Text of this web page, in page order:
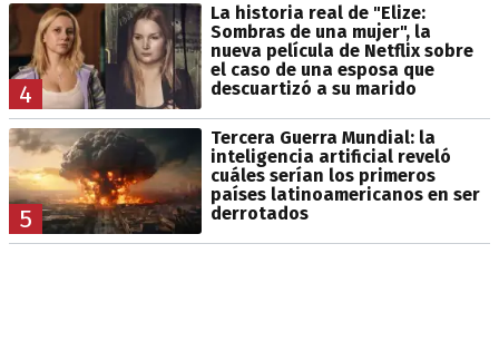
4
La historia real de "Elize:
Sombras de una mujer", la
nueva película de Netflix sobre
el caso de una esposa que
descuartizó a su marido
5
Tercera Guerra Mundial: la
inteligencia artificial reveló
cuáles serían los primeros
países latinoamericanos en ser
derrotados